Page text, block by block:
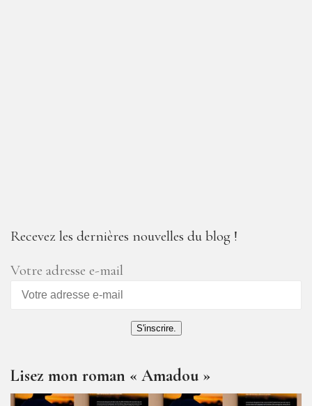
Recevez les dernières nouvelles du blog !
Votre adresse e-mail
S'inscrire.
Lisez mon roman « Amadou »